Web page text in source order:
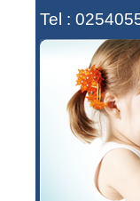
Tel :